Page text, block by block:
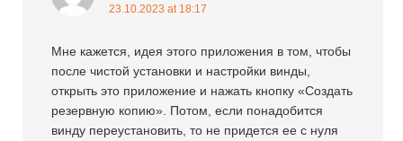
23.10.2023 at 18:17
Мне кажется, идея этого приложения в том, чтобы
после чистой установки и настройки винды,
открыть это приложение и нажать кнопку «Создать
резервную копию». Потом, если понадобится
винду переустановить, то не придется ее с нуля